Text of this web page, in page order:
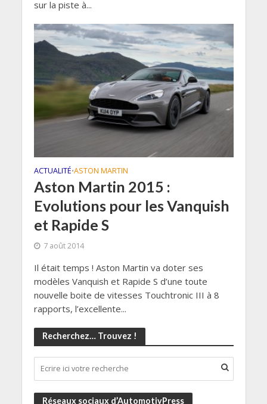
sur la piste à...
ACTUALITÉ•ASTON MARTIN
Aston Martin 2015 :
Evolutions pour les Vanquish
et Rapide S
7 août 2014
Il était temps ! Aston Martin va doter ses
modèles Vanquish et Rapide S d’une toute
nouvelle boite de vitesses Touchtronic III à 8
rapports, l’excellente...
Recherchez… Trouvez !
Réseaux sociaux d’AutomotivPress